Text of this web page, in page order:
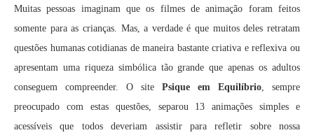
Muitas pessoas imaginam que os filmes de animação foram feitos
somente para as crianças. Mas, a verdade é que muitos deles retratam
questões humanas cotidianas de maneira bastante criativa e reflexiva ou
apresentam uma riqueza simbólica tão grande que apenas os adultos
conseguem compreender. O site Psique em Equilíbrio, sempre
preocupado com estas questões, separou 13 animações simples e
acessíveis que todos deveriam assistir para refletir sobre nossa